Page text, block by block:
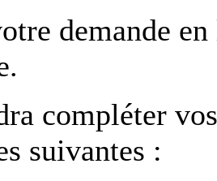
demande
compléter
suivantes :